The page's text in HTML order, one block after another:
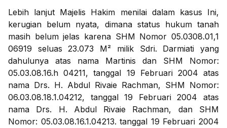
Lebih lanjut Majelis Hakim menilai dalam kasus Ini,
kerugian belum nyata, dimana status hukum tanah
masih belum jelas karena SHM Nomor 05.0308.01,1
06919 seluas 23.073 M² milik Sdri. Darmiati yang
dahulunya atas nama Martinis dan SHM Nomor:
05.03.08.16.h 04211, tanggal 19 Februari 2004 atas
nama Drs. H. Abdul Rivaie Rachman, SHM Nomor:
06.03.08.18.1.04212, tanggal 19 Februari 2004 atas
nama Drs. H. Abdul Rivaie Rachman, dan SHM
Nomor: 05.03.08.16.1.04213. tanggal 19 Februari 2004